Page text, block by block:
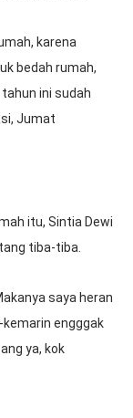
karena
bedah rumah,
ini sudah
Jumat
itu, Sintia Dewi
tiba-tiba.
saya heran
engggak
ya, kok